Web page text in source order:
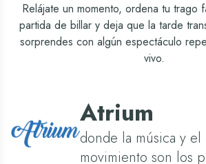
Relájate un momento, ordena tu trago
partida de billar y deja que la tarde
sorprendes con algún espectáculo
vivo.
Atrium
donde la música y el
movimiento son los